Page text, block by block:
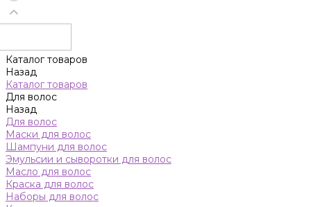
Каталог товаров
Назад
Каталог товаров
Для волос
Назад
Для волос
Маски для волос
Шампуни для волос
Эмульсии и сыворотки для волос
Масло для волос
Краска для волос
Наборы для волос